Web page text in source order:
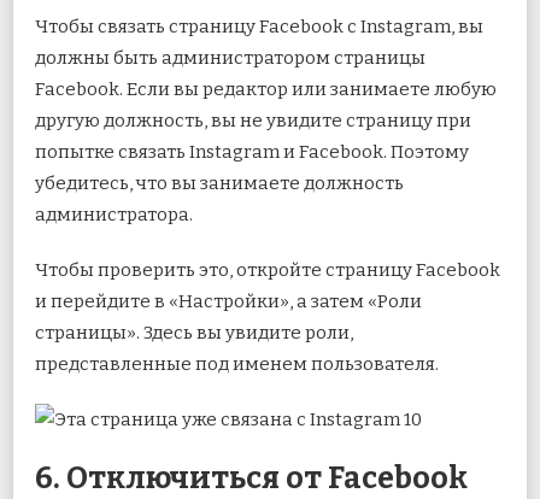
Чтобы связать страницу Facebook с Instagram, вы
должны быть администратором страницы
Facebook. Если вы редактор или занимаете любую
другую должность, вы не увидите страницу при
попытке связать Instagram и Facebook. Поэтому
убедитесь, что вы занимаете должность
администратора.
Чтобы проверить это, откройте страницу Facebook
и перейдите в «Настройки», а затем «Роли
страницы». Здесь вы увидите роли,
представленные под именем пользователя.
6. Отключиться от Facebook